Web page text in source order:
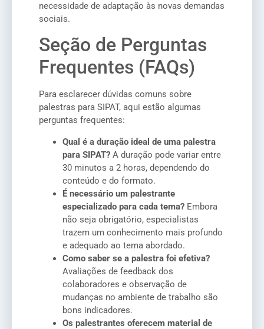
necessidade de adaptação às novas demandas
sociais.
Seção de Perguntas
Frequentes (FAQs)
Para esclarecer dúvidas comuns sobre
palestras para SIPAT, aqui estão algumas
perguntas frequentes:
Qual é a duração ideal de uma palestra
para SIPAT? A duração pode variar entre
30 minutos a 2 horas, dependendo do
conteúdo e do formato.
É necessário um palestrante
especializado para cada tema? Embora
não seja obrigatório, especialistas
trazem um conhecimento mais profundo
e adequado ao tema abordado.
Como saber se a palestra foi efetiva?
Avaliações de feedback dos
colaboradores e observação de
mudanças no ambiente de trabalho são
bons indicadores.
Os palestrantes oferecem material de